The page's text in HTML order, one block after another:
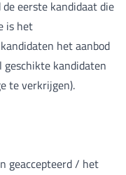
eerste kandidaat die
is het
het aanbod
kandidaten
te verkrijgen).
geaccepteerd / het